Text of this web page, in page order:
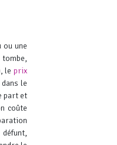
une
le prix
le
part et
coûte